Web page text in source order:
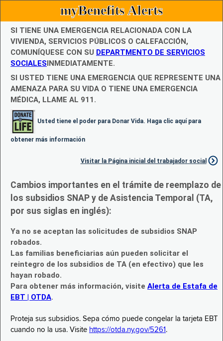
myBenefits Alerts
SI TIENE UNA EMERGENCIA RELACIONADA CON LA
VIVIENDA, SERVICIOS PÚBLICOS O CALEFACCIÓN,
COMUNÍQUESE CON SU DEPARTMENTO DE SERVICIOS
SOCIALESINMEDIATAMENTE.
SI USTED TIENE UNA EMERGENCIA QUE REPRESENTE UNA
AMENAZA PARA SU VIDA O TIENE UNA EMERGENCIA
MÉDICA, LLAME AL 911.
Usted tiene el poder para Donar Vida. Haga clic aquí para
obtener más información
Visitar la Página inicial del trabajador social
Cambios importantes en el trámite de reemplazo de
los subsidios SNAP y de Asistencia Temporal (TA,
por sus siglas en inglés):
Ya no se aceptan las solicitudes de subsidios SNAP
robados.
Las familias beneficiarias aún pueden solicitar el
reintegro de los subsidios de TA (en efectivo) que les
hayan robado.
Para obtener más información, visite Alerta de Estafa de
EBT | OTDA.
Proteja sus subsidios. Sepa cómo puede congelar la tarjeta EBT
cuando no la usa. Visite https://otda.ny.gov/5261 .